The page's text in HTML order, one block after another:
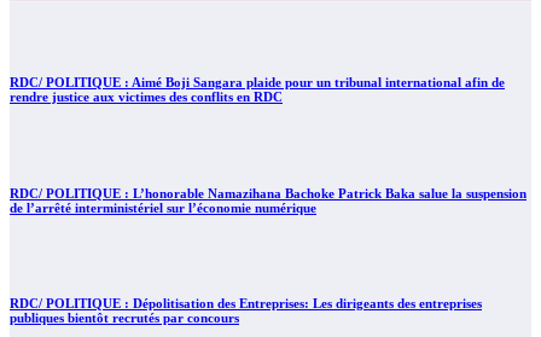
RDC/ POLITIQUE : Aimé Boji Sangara plaide pour un tribunal international afin de
rendre justice aux victimes des conflits en RDC
RDC/ POLITIQUE : L’honorable Namazihana Bachoke Patrick Baka salue la suspension
de l’arrêté interministériel sur l’économie numérique
RDC/ POLITIQUE : Dépolitisation des Entreprises: Les dirigeants des entreprises
publiques bientôt recrutés par concours